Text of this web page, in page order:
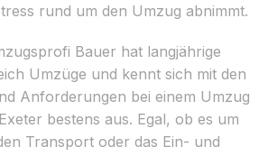
rund um den Umzug abnimmt.
Bauer hat langjährige
Umzüge und kennt sich mit den
Anforderungen bei einem Umzug
bestens aus. Egal, ob es um
Transport oder das Ein- und